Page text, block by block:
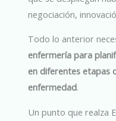
negociación,
Todo lo anterior
enfermería para
en diferentes etapas
enfermedad.
Un punto que realza